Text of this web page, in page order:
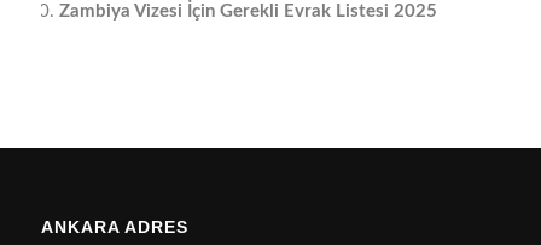
Zambiya Vizesi İçin Gerekli Evrak Listesi 2025
ANKARA ADRES